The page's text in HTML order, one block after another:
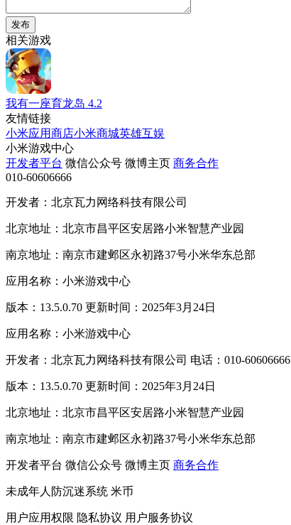
发布
相关游戏
我有一座育龙岛 4.2
友情链接
小米应用商店小米商城英雄互娱
小米游戏中心
开发者平台 微信公众号 微博主页 商务合作
010-60606666
开发者：北京瓦力网络科技有限公司
北京地址：北京市昌平区安居路小米智慧产业园
南京地址：南京市建邺区永初路37号小米华东总部
应用名称：小米游戏中心
版本：13.5.0.70 更新时间：2025年3月24日
应用名称：小米游戏中心
开发者：北京瓦力网络科技有限公司 电话：010-60606666
版本：13.5.0.70 更新时间：2025年3月24日
北京地址：北京市昌平区安居路小米智慧产业园
南京地址：南京市建邺区永初路37号小米华东总部
开发者平台 微信公众号 微博主页 商务合作
未成年人防沉迷系统 米币
用户应用权限 隐私协议 用户服务协议